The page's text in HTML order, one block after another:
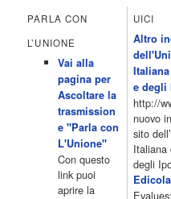
All News 16.05 Rotazione
Club 19.30 19.30 Human
Monkeys 21.30 Sons of
programmiTv - ITALIA 1 4
Programmi 06.35 Cartoni
10.10 Telefilm:Supercar
Aperto 13.00 Studio Sport
15.00 Telefilm:Paso adelante
Cartoni animati 18.30 Studio
19.35 Medici miei 20.05
fortuna 21.10 […]
Acor3.it
PARLA CON
L’UNIONE
Vai alla
pagina per
Ascoltare la
trasmission
e "Parla con
L'Unione"
Con questo
link puoi
aprire la
UICI
Altro
e degli
http://
nuovo
sito
Italiana
degli
Edicola